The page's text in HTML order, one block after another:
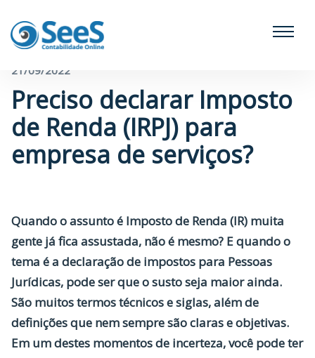
← Voltar para o blog
21/09/2022
Preciso declarar Imposto
de Renda (IRPJ) para
empresa de serviços?
Quando o assunto é Imposto de Renda (IR) muita
gente já fica assustada, não é mesmo? E quando o
tema é a declaração de impostos para Pessoas
Jurídicas, pode ser que o susto seja maior ainda.
São muitos termos técnicos e siglas, além de
definições que nem sempre são claras e objetivas.
Em um destes momentos de incerteza, você pode ter